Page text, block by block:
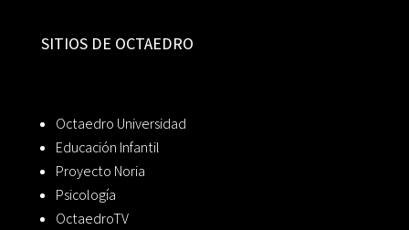
SITIOS DE OCTAEDRO
Octaedro Universidad
Educación Infantil
Proyecto Noria
Psicología
OctaedroTV